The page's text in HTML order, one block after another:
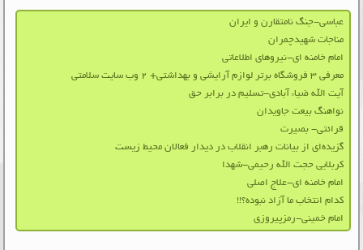
عباسی-جنگ نامتقارن و ایران
مناجات شهیدچمران
امام خامنه ای-نیروهای اطلاعاتی
معرفی ۳ فروشگاه برتر لوازم آرایشی و بهداشتی+ ۲ وب سایت سلامتی
آیت الله ضیاء آبادی-تسلیم در برابر حق
نواهنگ بیعت جاویدان
قرائتی- بصیرت
گزیده‌ای از بیانات رهبر انقلاب در دیدار فعالان محیط زیست
کربلایی حجت الله رحیمی-شهدا
امام خامنه ای-علاج اصلی
کدام انتخاب ما آزاد نبوده؟!!
امام خمینی-رمزپیروزی